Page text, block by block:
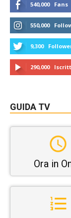
540,000 Fans
550,000
9,300
290,000
GUIDA TV
Ora in